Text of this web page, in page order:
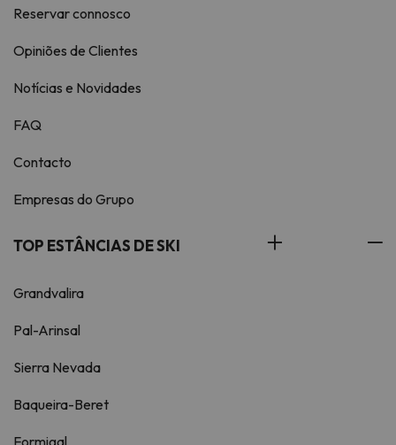
Reservar connosco
Opiniões de Clientes
Notícias e Novidades
FAQ
Contacto
Empresas do Grupo
TOP ESTÂNCIAS DE SKI
Grandvalira
Pal-Arinsal
Sierra Nevada
Baqueira-Beret
Formigal